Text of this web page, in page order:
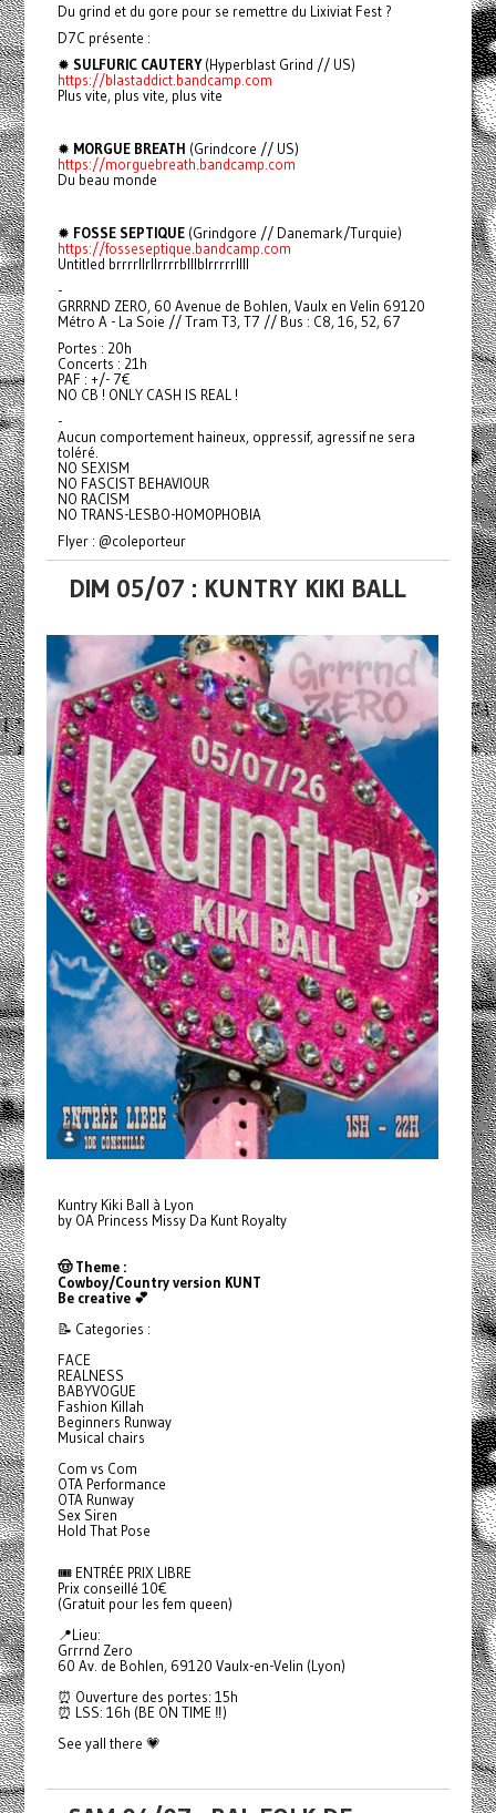
Du grind et du gore pour se remettre du Lixiviat Fest ?
D7C présente :
✹ SULFURIC CAUTERY(Hyperblast Grind // US)
https://blastaddict.bandcamp.com
Plus vite, plus vite, plus vite
✹ MORGUE BREATH (Grindcore // US)
https://morguebreath.bandcamp.com
Du beau monde
✹ FOSSE SEPTIQUE(Grindgore // Danemark/Turquie)
https://fosseseptique.bandcamp.com
Untitled brrrrllrllrrrrblllblrrrrrllll
-
GRRRND ZERO, 60 Avenue de Bohlen, Vaulx en Velin 69120
Métro A - La Soie // Tram T3, T7 // Bus : C8, 16, 52, 67
Portes : 20h
Concerts : 21h
PAF : +/- 7€
NO CB ! ONLY CASH IS REAL !
-
Aucun comportement haineux, oppressif, agressif ne sera
toléré.
NO SEXISM
NO FASCIST BEHAVIOUR
NO RACISM
NO TRANS-LESBO-HOMOPHOBIA
Flyer : @coleporteur
DIM 05/07 : KUNTRY KIKI BALL
Kuntry Kiki Ball à Lyon
by OA Princess Missy Da Kunt Royalty
🤠 Theme :
Cowboy/Country version KUNT
Be creative 💕
📝 Categories :
FACE
REALNESS
BABYVOGUE
Fashion Killah
Beginners Runway
Musical chairs
Com vs Com
OTA Performance
OTA Runway
Sex Siren
Hold That Pose
🎟️ ENTRÉE PRIX LIBRE
Prix conseillé 10€
(Gratuit pour les fem queen)
📍Lieu:
Grrrnd Zero
60 Av. de Bohlen, 69120 Vaulx-en-Velin (Lyon)
⏰ Ouverture des portes: 15h
⏰ LSS: 16h (BE ON TIME ‼️)
See yall there 💗